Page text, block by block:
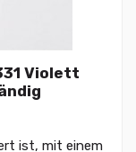
Violett
ist, mit einem